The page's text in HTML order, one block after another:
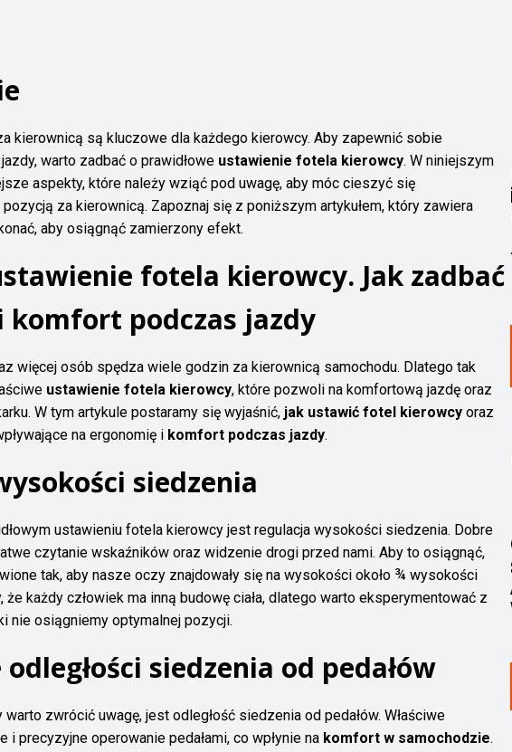
kierownicą są kluczowe dla każdego kierowcy. Aby zapewnić sobie
warto zadbać o prawidłowe ustawienie fotela kierowcy. W niniejszym
aspekty, które należy wziąć pod uwagę, aby móc cieszyć się
za kierownicą. Zapoznaj się z poniższym artykułem, który zawiera
aby osiągnąć zamierzony efekt.
fotela kierowcy. Jak zadbać
komfort podczas jazdy
więcej osób spędza wiele godzin za kierownicą samochodu. Dlatego tak
ustawienie fotela kierowcy, które pozwoli na komfortową jazdę oraz
W tym artykule postaramy się wyjaśnić, jak ustawić fotel kierowcy oraz
na ergonomię i komfort podczas jazdy.
siedzenia
ustawieniu fotela kierowcy jest regulacja wysokości siedzenia. Dobre
czytanie wskaźników oraz widzenie drogi przed nami. Aby to osiągnąć,
tak, aby nasze oczy znajdowały się na wysokości około ¾ wysokości
każdy człowiek ma inną budowę ciała, dlatego warto eksperymentować z
nie osiągniemy optymalnej pozycji.
siedzenia od pedałów
zwrócić uwagę, jest odległość siedzenia od pedałów. Właściwe
i precyzyjne operowanie pedałami, co wpłynie na komfort w samochodzie.